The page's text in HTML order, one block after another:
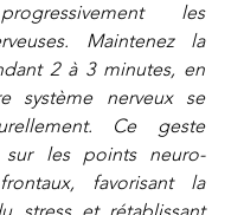
les
Maintenez la
2 à 3 minutes, en
système nerveux se
Ce geste
les points neuro-
favorisant la